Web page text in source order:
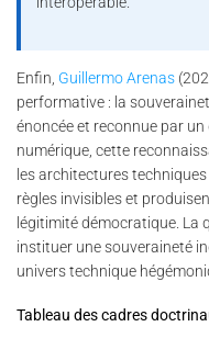
Enfin, Guillermo Arenas
performative : la
énoncée et reconnue par
numérique, cette
les architectures
règles invisibles et
légitimité démocratique. La
instituer une souveraineté
univers technique
Tableau des cadres